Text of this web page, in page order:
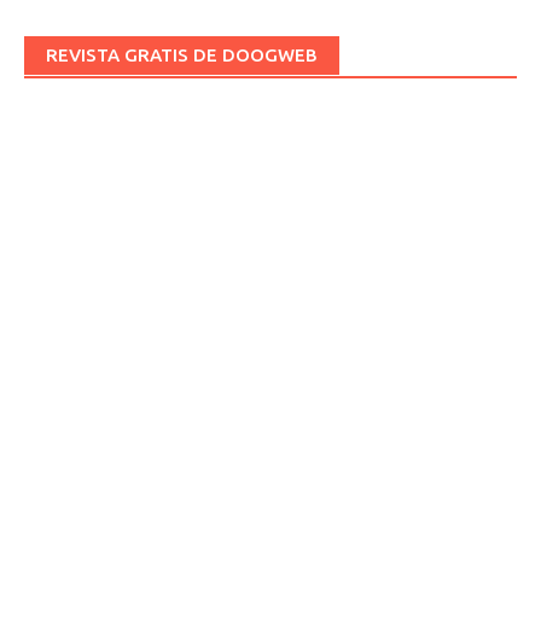
REVISTA GRATIS DE DOOGWEB